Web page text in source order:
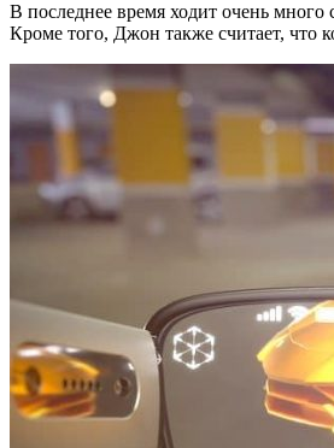
В последнее время ходит очень много
Кроме того, Джон также считает, что